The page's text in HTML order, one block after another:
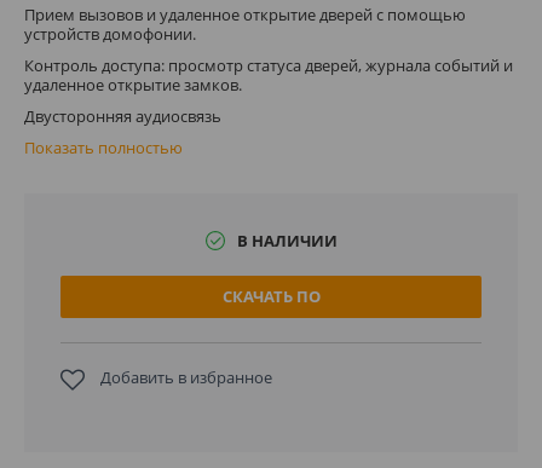
Прием вызовов и удаленное открытие дверей с помощью
устройств домофонии.
Контроль доступа: просмотр статуса дверей, журнала событий и
удаленное открытие замков.
Двусторонняя аудиосвязь
Показать полностью
В НАЛИЧИИ
СКАЧАТЬ ПО
Добавить в избранное